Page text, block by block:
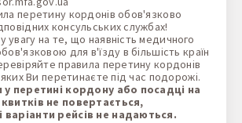
перетину кордонів обов'язково
консульських службах!
увагу на те, що наявність медичного
для в'їзду в більшість країн
правила перетину кордонів
яких Ви перетинаєте під час подорожі.
у перетині кордону або посадці на
не повертається,
варіанти рейсів не надаються.